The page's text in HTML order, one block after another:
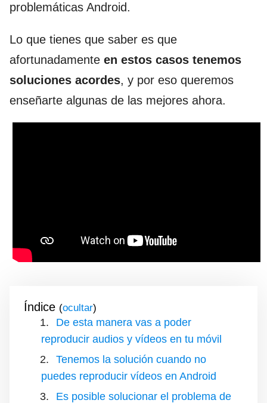
problemáticas Android.
Lo que tienes que saber es que
afortunadamente en estos casos tenemos
soluciones acordes, y por eso queremos
enseñarte algunas de las mejores ahora.
Índice ( )
De esta manera vas a poder
reproducir audios y vídeos en tu móvil
Tenemos la solución cuando no
puedes reproducir vídeos en Android
Es posible solucionar el problema de